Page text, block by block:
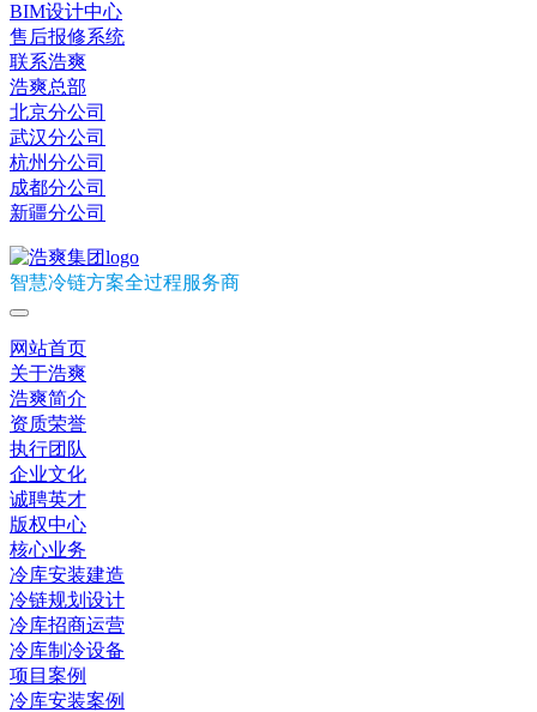
BIM设计中心
售后报修系统
联系浩爽
浩爽总部
北京分公司
武汉分公司
杭州分公司
成都分公司
新疆分公司
智慧冷链方案全过程服务商
网站首页
关于浩爽
浩爽简介
资质荣誉
执行团队
企业文化
诚聘英才
版权中心
核心业务
冷库安装建造
冷链规划设计
冷库招商运营
冷库制冷设备
项目案例
冷库安装案例